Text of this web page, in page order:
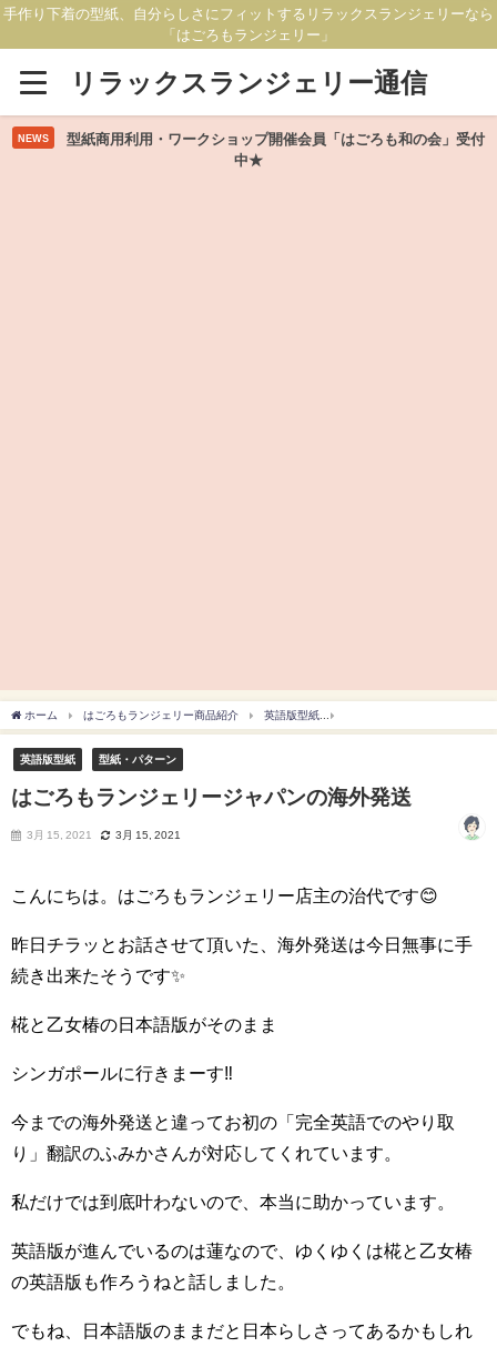
手作り下着の型紙、自分らしさにフィットするリラックスランジェリーなら
「はごろもランジェリー」
リラックスランジェリー通信
NEWS
型紙商用利用・ワークショップ開催会員「はごろも和の会」受付
中★
ホーム はごろもランジェリー商品紹介 英語版型紙
英語版型紙 型紙・パターン
はごろもランジェリージャパンの海外発送
3月 15, 2021 3月 15, 2021
こんにちは。はごろもランジェリー店主の治代です😊
昨日チラッとお話させて頂いた、海外発送は今日無事に手
続き出来たそうです✨
椛と乙女椿の日本語版がそのまま
シンガポールに行きまーす‼️
今までの海外発送と違ってお初の「完全英語でのやり取
り」翻訳のふみかさんが対応してくれています。
私だけでは到底叶わないので、本当に助かっています。
英語版が進んでいるのは蓮なので、ゆくゆくは椛と乙女椿
の英語版も作ろうねと話しました。
でもね、日本語版のままだと日本らしさってあるかもしれ